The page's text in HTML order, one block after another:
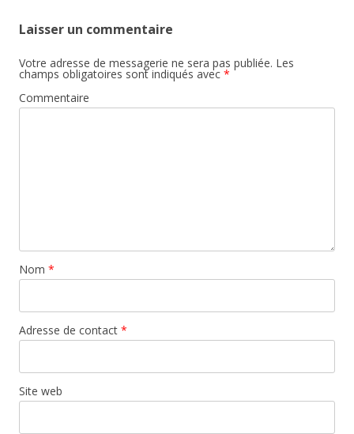
Laisser un commentaire
Votre adresse de messagerie ne sera pas publiée. Les
champs obligatoires sont indiqués avec *
Commentaire
Nom *
Adresse de contact *
Site web